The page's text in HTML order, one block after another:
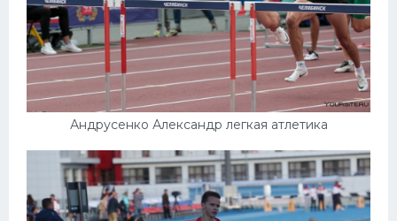
Андрусенко Александр легкая атлетика